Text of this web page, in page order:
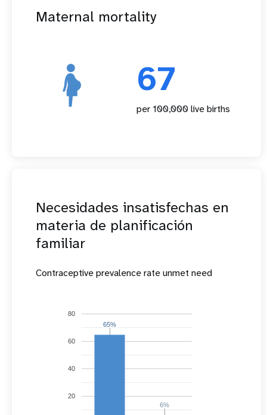
Maternal mortality
67
per 100,000 live births
Necesidades insatisfechas en
materia de planificación
familiar
Contraceptive prevalence rate unmet need
20
40
60
80
65%
65%
6%
6%